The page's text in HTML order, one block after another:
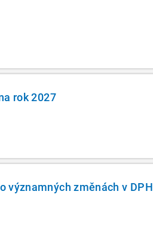
rok 2027
významných změnách v DPH